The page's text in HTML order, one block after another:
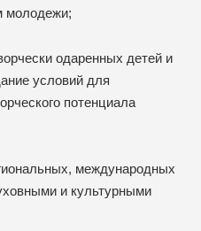
молодежи;
одаренных детей и
условий для
потенциала
международных
и культурными